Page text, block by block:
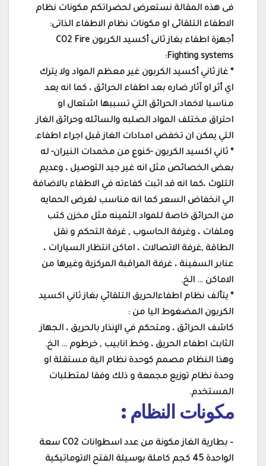
فى هذه المقالة نستعرض لحضراتكم مكونات نظام
الاطفاء التلقائى او مكونات نظام الاطفاء الذاتى:
أجهزة اطفاء بغاز ثانى أكسيد الكربون CO2 Fire
Fighting systems:
* غاز ثاني أكسيد الكربون غير معظم المواد ولا يترك
اي أثر او آثار ضاره بعد اطفاء الحرائق ، كما انه يعد
مناسبا لاخماد الحرائق التي تسببها اشتعال او
احتراق مختلف المواد الصلبه والسائله وحرائق الغاز
التي يمكن ان تخفض امدادات الغاز قبل اجراء اطفاء.
* ثاني اكسيد الكربون -كنوع من مخمدات النيران- له
بعض الخصائص مثل انه غير جيد التوصيل ، وعديم
التلوث ،كما انه قد اثبت كفاءته في الاطفاء بالاضافة
الي انخفاض السعر كما انه مناسب لغرض الحمايه
من الحرائق خاصة للمواد الثمينه مثل مخزن كتب
وملفات ، وغرفة الحاسوب , غرفة التحكم و نقل
الطاقة ,غرفة الاتصالات ، اماكن انتظار السيارات ،
عنابر السفينة ، غرفة المراقبة المركزية وغيرها من
الاماكن … الخ.
* يتألف نظام اطفاءالحريق التلقائي بغاز ثاني اكسيد
الكربون المضغوط اليا من :
كاشف الحرائق ، ومتحكم في الإنذار بالحريق ، الجهاز
الثابت اطفاء الحريق ، وخط انابيب , خرطوم … الخ.
وهذا النظام مصمم كوحدة نظام الية مستقلة او
وحدة نظام توزيع مجمعة و ذلك وفقا لمتطلبات
المستخدم.
مكونات النظام :
– بطارية الغاز مكونة من عدد اسطوانات CO2 سعة
الواحدة 45 كجم كاملة بوسيلة الفتح الاتوماتيكية